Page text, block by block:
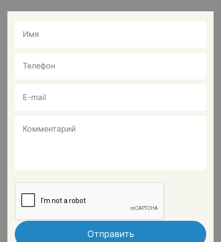
Имя
Телефон
E-mail
Комментарий
Отправить